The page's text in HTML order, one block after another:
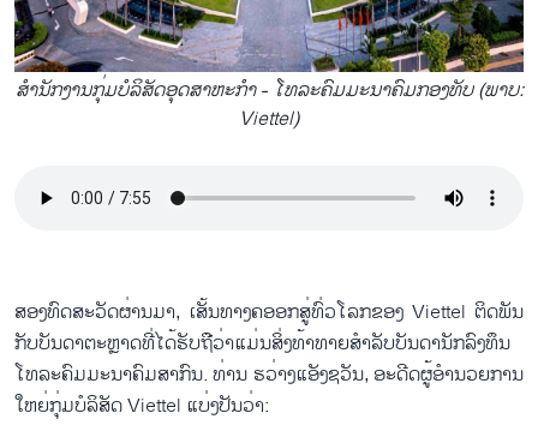
ສຳ​ນັກ​ງານ​ກຸ່ມ​ບໍ​ລິ​ສັດ​ອຸດ​ສາ​ຫະ​ກຳ - ໂທ​ລະ​ຄົມ​ມະ​ນາ​ຄົມ​ກອງ​ທັບ (ພາບ:
Viettel)
ສອງ​ທົດ​ສະ​ວັດ​ຜ່ານ​ມາ, ​​ເສັ້ນ​ທາງ​ຄອອກ​ສູ່​ທົ່ວ​ໂລກຂອງ Viettel ຕິດ​ພັນ​
ກັບ​ບັນ​ດາ​ຕະຫຼາດ​ທີ່​ໄດ້​ຮັບ​ຖື​ວ່າ​ແມ່ນ​ສິ່ງ​ທ້າ​ທາຍ​ສຳ​ລັບ​ບັນ​ດາ​ນັກ​ລົງ​ທຶນ​
ໂທ​ລະ​ຄົມ​ມະ​ນາ​ຄົມ​ສາ​ກົນ. ທ່ານ ຮ​ວ່າງ​ແອັງ​ຊວັນ, ອະ​ດີດ​ຜູ້​ອຳ​ນວຍ​ການ​
ໃຫຍ່​ກຸ່ມ​ບໍ​ລິ​ສ​ັດ Viettel ແບ່ງ​ປັນ​ວ່າ​: